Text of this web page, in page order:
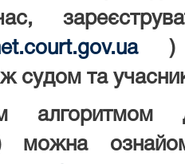
.court.gov.ua
)
судом та
алгоритмом
можна